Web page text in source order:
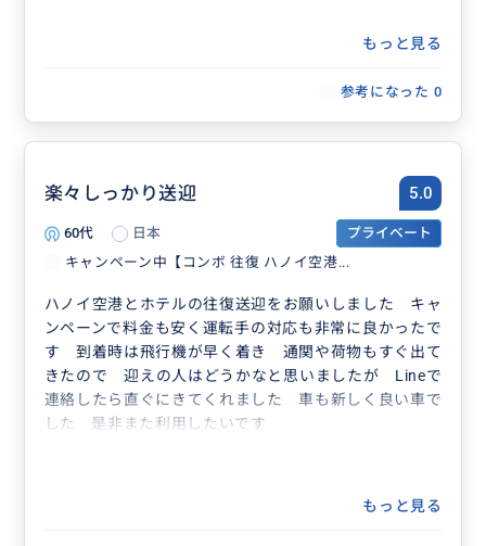
もっと見る
参考になった 0
楽々しっかり送迎 5.0
60代 日本
プライベート
キャンペーン中【コンボ 往復 ハノイ空港...
ハノイ空港とホテルの往復送迎をお願いしました キャ
ンペーンで料金も安く運転手の対応も非常に良かったで
す 到着時は飛行機が早く着き 通関や荷物もすぐ出て
きたので 迎えの人はどうかなと思いましたが Lineで
連絡したら直ぐにきてくれました 車も新しく良い車で
した 是非また利用したいです
もっと見る